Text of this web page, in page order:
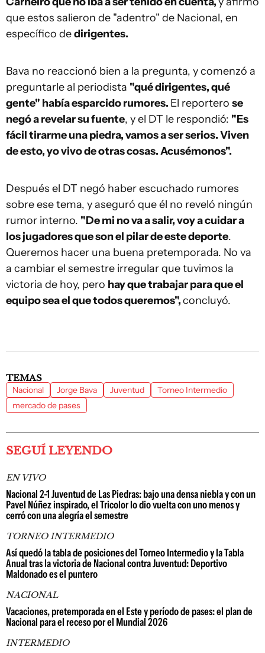
que estos salieron de "adentro" de Nacional, en
específico dedirigentes.
Bava no reaccionó bien a la pregunta, y comenzó a
preguntarle al periodista "qué dirigentes, qué
gente" había esparcido rumores. El reportero se
negó a revelar su fuente, y el DT le respondió: "Es
fácil tirarme una piedra, vamos a ser serios. Viven
de esto, yo vivo de otras cosas. Acusémonos".
Después el DT negó haber escuchado rumores
sobre ese tema, y aseguró que él no reveló ningún
rumor interno. "De mi no va a salir, voy a cuidar a
los jugadores que son el pilar de este deporte.
Queremos hacer una buena pretemporada. No va
a cambiar el semestre irregular que tuvimos la
victoria de hoy, pero hay que trabajar para que el
equipo sea el que todos queremos",concluyó.
TEMAS
Nacional Jorge Bava Juventud
Torneo Intermedio
mercado de pases
SEGUÍ LEYENDO
EN VIVO
Nacional 2-1 Juventud de Las Piedras: bajo una densa niebla y con un
Pavel Núñez inspirado, el Tricolor lo dio vuelta con uno menos y
cerró con una alegría el semestre
TORNEO INTERMEDIO
Así quedó la tabla de posiciones del Torneo Intermedio y la Tabla
Anual tras la victoria de Nacional contra Juventud: Deportivo
Maldonado es el puntero
NACIONAL
Vacaciones, pretemporada en el Este y período de pases: el plan de
Nacional para el receso por el Mundial 2026
INTERMEDIO